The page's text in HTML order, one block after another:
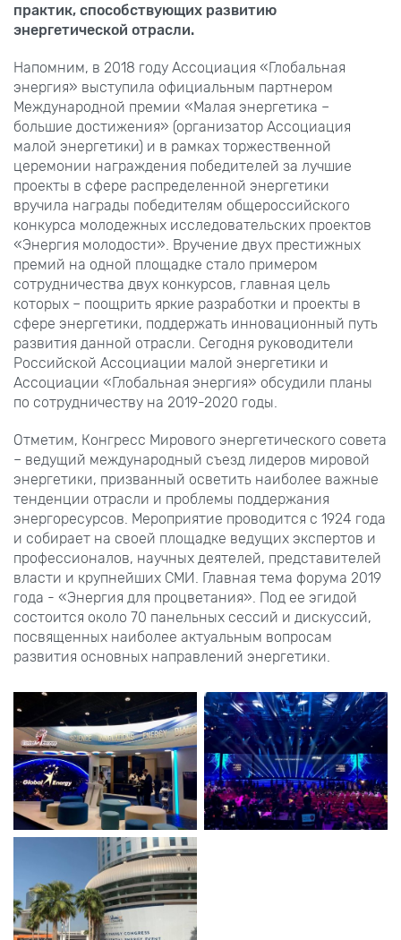
практик, способствующих развитию
энергетической отрасли.
Напомним, в 2018 году Ассоциация «Глобальная
энергия» выступила официальным партнером
Международной премии «Малая энергетика –
большие достижения» (организатор Ассоциация
малой энергетики) и в рамках торжественной
церемонии награждения победителей за лучшие
проекты в сфере распределенной энергетики
вручила награды победителям общероссийского
конкурса молодежных исследовательских проектов
«Энергия молодости». Вручение двух престижных
премий на одной площадке стало примером
сотрудничества двух конкурсов, главная цель
которых – поощрить яркие разработки и проекты в
сфере энергетики, поддержать инновационный путь
развития данной отрасли. Сегодня руководители
Российской Ассоциации малой энергетики и
Ассоциации «Глобальная энергия» обсудили планы
по сотрудничеству на 2019-2020 годы.
Отметим, Конгресс Мирового энергетического совета
– ведущий международный съезд лидеров мировой
энергетики, призванный осветить наиболее важные
тенденции отрасли и проблемы поддержания
энергоресурсов. Мероприятие проводится с 1924 года
и собирает на своей площадке ведущих экспертов и
профессионалов, научных деятелей, представителей
власти и крупнейших СМИ. Главная тема форума 2019
года - «Энергия для процветания». Под ее эгидой
состоится около 70 панельных сессий и дискуссий,
посвященных наиболее актуальным вопросам
развития основных направлений энергетики.